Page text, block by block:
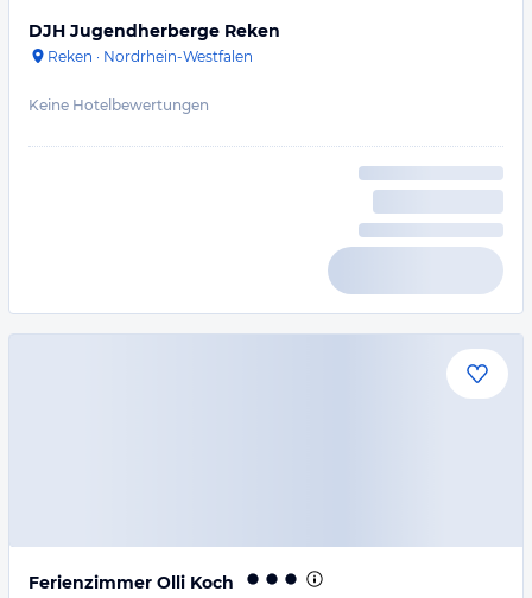
DJH Jugendherberge Reken
Reken · Nordrhein-Westfalen
Keine Hotelbewertungen
Ferienzimmer Olli Koch